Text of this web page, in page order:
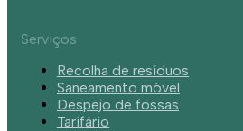
Serviços
Recolha de resíduos
Saneamento móvel
Despejo de fossas
Tarifário